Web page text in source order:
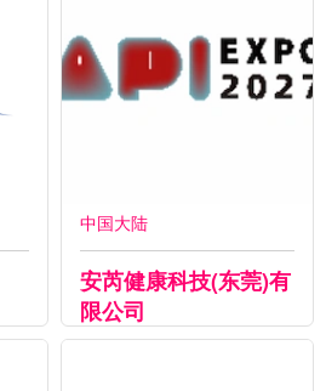
中国大陆
安芮健康科技(东莞)有
限公司